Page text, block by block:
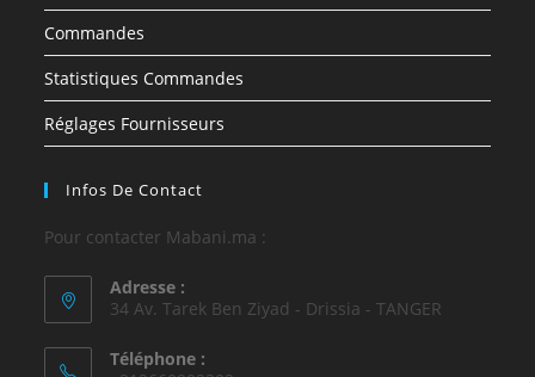
Commandes
Statistiques Commandes
Réglages Fournisseurs
Infos De Contact
Pour contacter Mabani.ma :
Adresse :
34 Av. Tarek Ben Ziyad - Drissia - TANGER
Téléphone :